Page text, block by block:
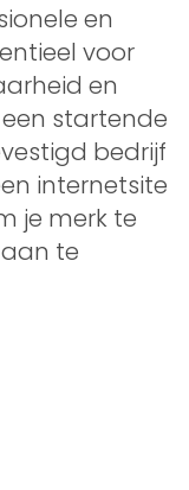
en
voor
en
een startende
bedrijf
internetsite
je merk te
te